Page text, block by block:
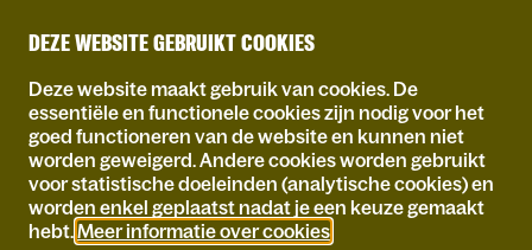
DEZE WEBSITE GEBRUIKT COOKIES
Deze website maakt gebruik van cookies. De
essentiële en functionele cookies zijn nodig voor het
goed functioneren van de website en kunnen niet
worden geweigerd. Andere cookies worden gebruikt
voor statistische doeleinden (analytische cookies) en
worden enkel geplaatst nadat je een keuze gemaakt
hebt. Meer informatie over cookies